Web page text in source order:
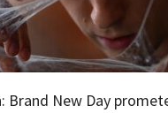
Brand New Day